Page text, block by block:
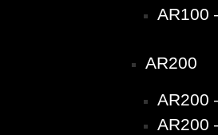
AR100
AR200
AR200
AR200